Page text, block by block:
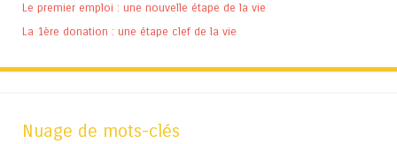
Le premier emploi : une nouvelle étape de la vie
La 1ère donation : une étape clef de la vie
Nuage de mots-clés